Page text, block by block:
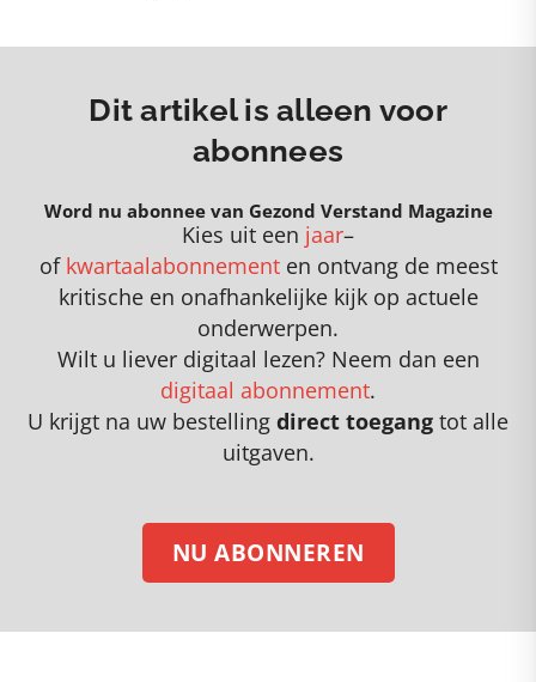
Dit artikel is alleen voor
abonnees
Word nu abonnee van Gezond Verstand Magazine
Kies uit een jaar–
of kwartaalabonnementen ontvang de meest
kritische en onafhankelijke kijk op actuele
onderwerpen.
Wilt u liever digitaal lezen? Neem dan een
digitaal abonnement.
U krijgt na uw bestelling direct toegang tot alle
uitgaven.
NU ABONNEREN